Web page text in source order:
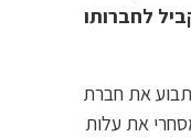
לחברותו
את חברת
את עלות